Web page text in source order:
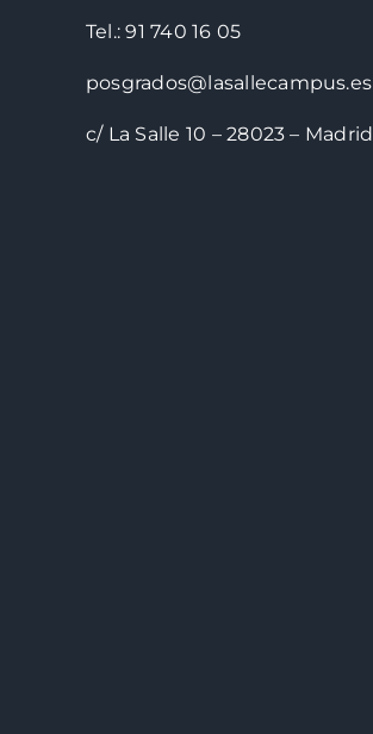
Tel.: 91 740 16 05
posgrados@lasallecampus.es
c/ La Salle 10 – 28023 – Madrid